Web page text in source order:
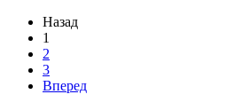
Назад
1
2
3
Вперед